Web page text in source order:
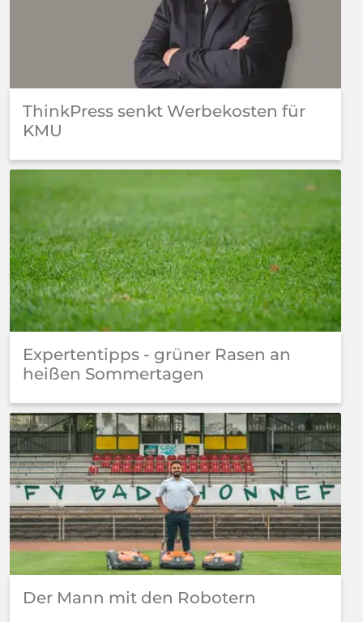
ThinkPress senkt Werbekosten für
KMU
Expertentipps - grüner Rasen an
heißen Sommertagen
Der Mann mit den Robotern